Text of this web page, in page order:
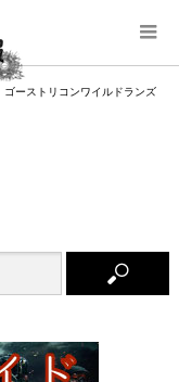
ゴーストリコンワイルドランズ